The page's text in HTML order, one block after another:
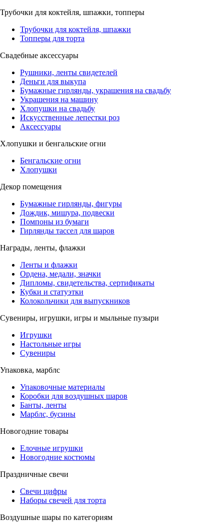
Трубочки для коктейля, шпажки, топперы
Трубочки для коктейля, шпажки
Топперы для торта
Свадебные аксессуары
Рушники, ленты свидетелей
Деньги для выкупа
Бумажные гирлянды, украшения на свадьбу
Украшения на машину
Хлопушки на свадьбу
Искусственные лепестки роз
Аксессуары
Хлопушки и бенгальские огни
Бенгальские огни
Хлопушки
Декор помещения
Бумажные гирлянды, фигуры
Дождик, мишура, подвески
Помпоны из бумаги
Гирлянды тассел для шаров
Награды, ленты, флажки
Ленты и флажки
Ордена, медали, значки
Дипломы, свидетельства, сертификаты
Кубки и статуэтки
Колокольчики для выпускников
Сувениры, игрушки, игры и мыльные пузыри
Игрушки
Настольные игры
Сувениры
Упаковка, марблс
Упаковочные материалы
Коробки для воздушных шаров
Банты, ленты
Марблс, бусины
Новогодние товары
Елочные игрушки
Новогодние костюмы
Праздничные свечи
Свечи цифры
Наборы свечей для торта
Воздушные шары по категориям